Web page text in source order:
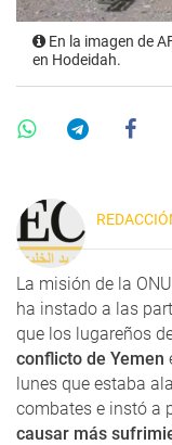
En la imagen de
en Hodeidah.
La misión de la
ha instado a las
que los lugareños
conflicto de Yemen
lunes que estaba
combates e instó a
causar más